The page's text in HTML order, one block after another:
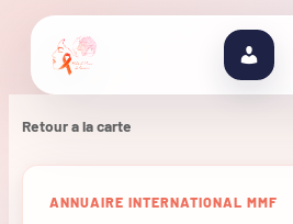
Retour a la carte
ANNUAIRE INTERNATIONAL MMF